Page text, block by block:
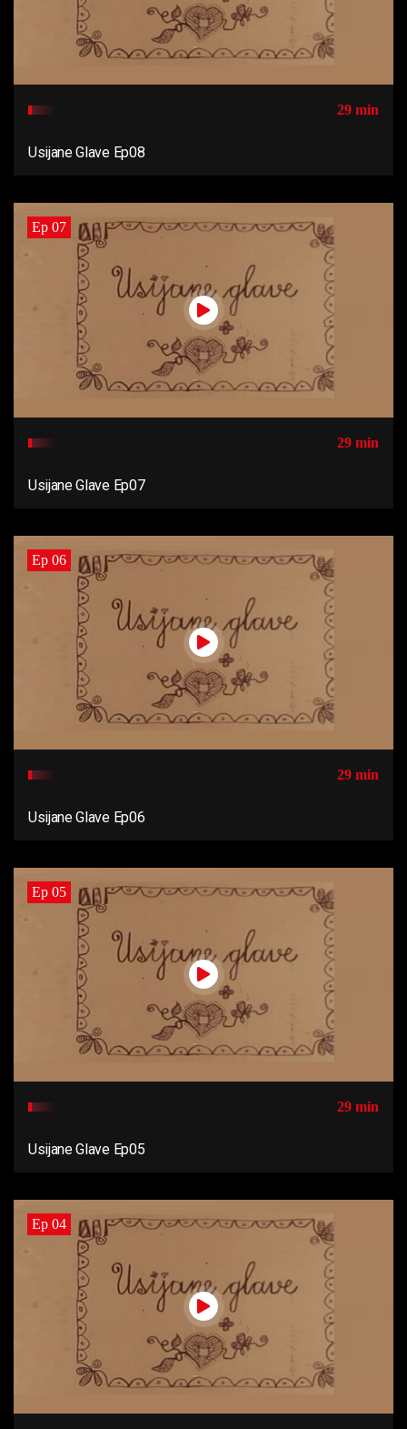
29 min
Usijane Glave Ep08
Ep 07
29 min
Usijane Glave Ep07
Ep 06
29 min
Usijane Glave Ep06
Ep 05
29 min
Usijane Glave Ep05
Ep 04